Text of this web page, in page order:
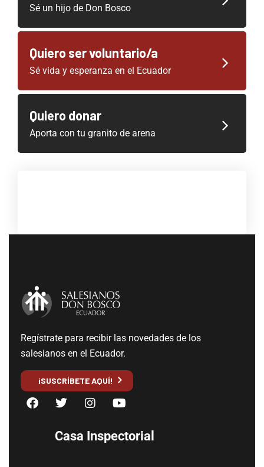
Sé un hijo de Don Bosco
Quiero ser voluntario/a
Sé vida y esperanza en el Ecuador
Quiero donar
Aporta con tu granito de arena
Regístrate para recibir las novedades de los
salesianos en el Ecuador.
¡SUSCRÍBETE AQUÍ!
Casa Inspectorial